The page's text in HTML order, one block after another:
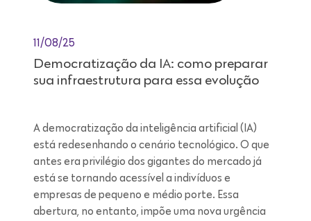
11/08/25
Democratização da IA: como preparar
sua infraestrutura para essa evolução
A democratização da inteligência artificial (IA)
está redesenhando o cenário tecnológico. O que
antes era privilégio dos gigantes do mercado já
está se tornando acessível a indivíduos e
empresas de pequeno e médio porte. Essa
abertura, no entanto, impõe uma nova urgência